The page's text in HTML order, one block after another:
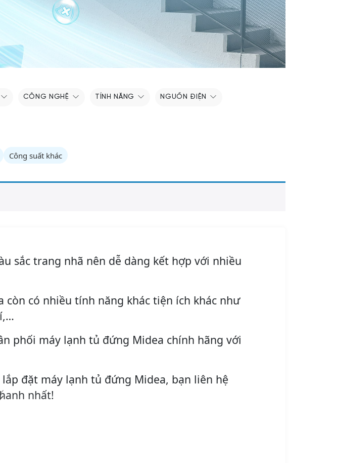
CÔNG NGHỆ TÍNH NĂNG NGUỒN ĐIỆN
Công suất khác
sắc trang nhã nên dễ dàng kết hợp với nhiều
có nhiều tính năng khác tiện ích khác như
phối máy lạnh tủ đứng Midea chính hãng với
đặt máy lạnh tủ đứng Midea, bạn liên hệ
nhất!